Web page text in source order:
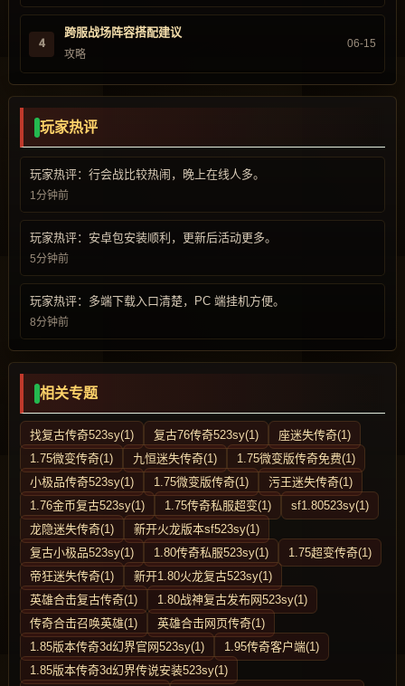
4
跨服战场阵容搭配建议
攻略
06-15
玩家热评
玩家热评：行会战比较热闹，晚上在线人多。
1分钟前
玩家热评：安卓包安装顺利，更新后活动更多。
5分钟前
玩家热评：多端下载入口清楚，PC 端挂机方便。
8分钟前
相关专题
找复古传奇523sy(1) 复古76传奇523sy(1)
座迷失传奇(1)
1.75微变传奇(1)
九恒迷失传奇(1)
1.75微变版传奇免费(1)
小极品传奇523sy(1)
1.75微变版传奇(1)
污王迷失传奇(1)
1.76金币复古523sy(1)
1.75传奇私服超变(1)
sf1.80523sy(1)
龙隐迷失传奇(1)
新开火龙版本sf523sy(1)
复古小极品523sy(1)
1.80传奇私服523sy(1)
1.75超变传奇(1)
帝狂迷失传奇(1)
新开1.80火龙复古523sy(1)
英雄合击复古传奇(1)
1.80战神复古发布网523sy(1)
传奇合击召唤英雄(1)
英雄合击网页传奇(1)
1.85版本传奇3d幻界官网523sy(1)
1.95传奇客户端(1)
1.85版本传奇3d幻界传说安装523sy(1)